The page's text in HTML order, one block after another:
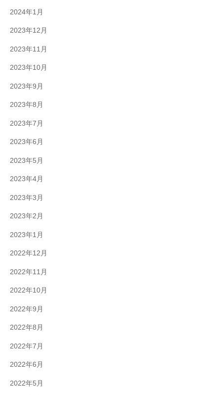
2024年1月
2023年12月
2023年11月
2023年10月
2023年9月
2023年8月
2023年7月
2023年6月
2023年5月
2023年4月
2023年3月
2023年2月
2023年1月
2022年12月
2022年11月
2022年10月
2022年9月
2022年8月
2022年7月
2022年6月
2022年5月